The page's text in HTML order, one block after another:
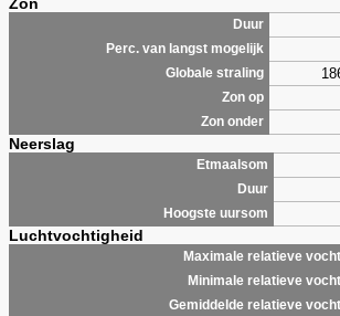
Duur
Perc. van langst mogelijk
Globale straling
Zon op
Zon onder
Neerslag
Etmaalsom
Duur
Hoogste uursom
Luchtvochtigheid
Maximale relatieve
Minimale relatieve
Gemiddelde relatieve